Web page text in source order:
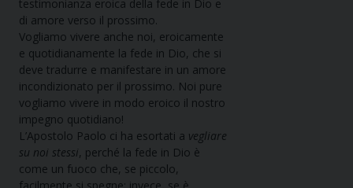
testimonianza eroica della fede in Dio e
di amore verso il prossimo.
Vogliamo vivere anche noi, eroicamente
e quotidianamente la fede in Dio, che si
deve tradurre e manifestare in un amore
incondizionato per il prossimo. Noi pure
vogliamo vivere in modo eroico il nostro
impegno quotidiano!
L’Apostolo Paolo ci ha esortati a vegliare
su noi stessi, perché la fede in Dio è
come un fuoco che, se piccolo,